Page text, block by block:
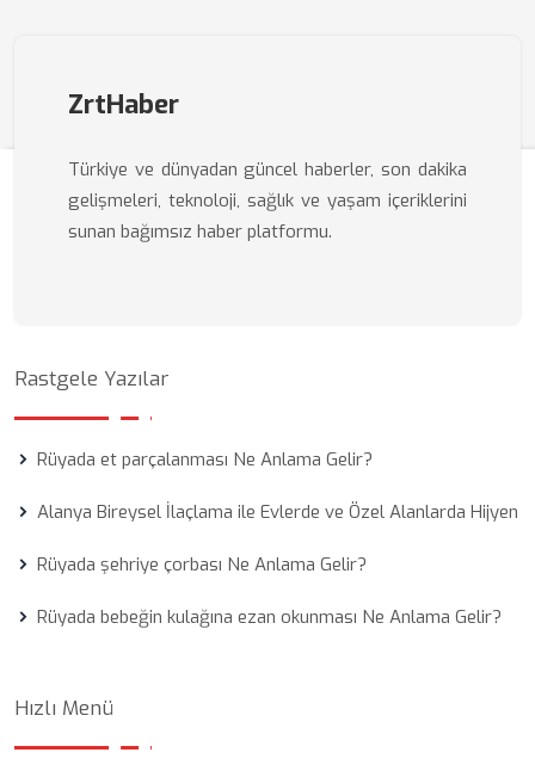
ZrtHaber
Türkiye ve dünyadan güncel haberler, son dakika
gelişmeleri, teknoloji, sağlık ve yaşam içeriklerini
sunan bağımsız haber platformu.
Rastgele Yazılar
Rüyada et parçalanması Ne Anlama Gelir?
Alanya Bireysel İlaçlama ile Evlerde ve Özel Alanlarda Hijyen
Rüyada şehriye çorbası Ne Anlama Gelir?
Rüyada bebeğin kulağına ezan okunması Ne Anlama Gelir?
Hızlı Menü